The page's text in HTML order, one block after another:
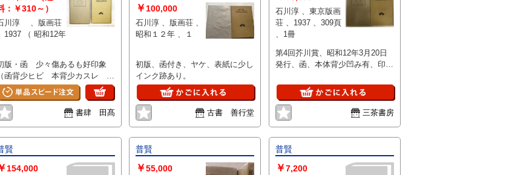
：￥310～）
淳 、版画荘
1937 （ 昭和12年
版・函 少々傷あるも好印象
（函背少ヒビ 本背少カスレ 小
少経年シミ うら見返小印）
六判 芥川賞 良好(極美・
・良好・並・並下・難) 書影の
枚目以降は当店サイトからご確
www.shoshitakou.com/items/74056980
書肆 田髙
￥100,000
石川淳 、版画荘 、
昭和１２年 、１
初版、函付き、ヤケ、表紙に少し
インク跡あり。
古書 善行堂
石川淳 、東京版画
荘 、1937 、309頁
、1冊
第4回芥川賞、昭和12年3月20日
発行、函、本体背少凹み有、印
三茶書房
賢
154,000
普賢
￥55,000
普賢
￥7,200